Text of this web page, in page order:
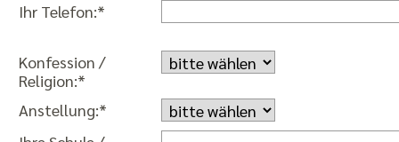
Ihr Telefon:*
Konfession /
Religion:*
Anstellung:*